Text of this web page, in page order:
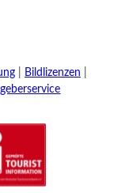
Bildlizenzen